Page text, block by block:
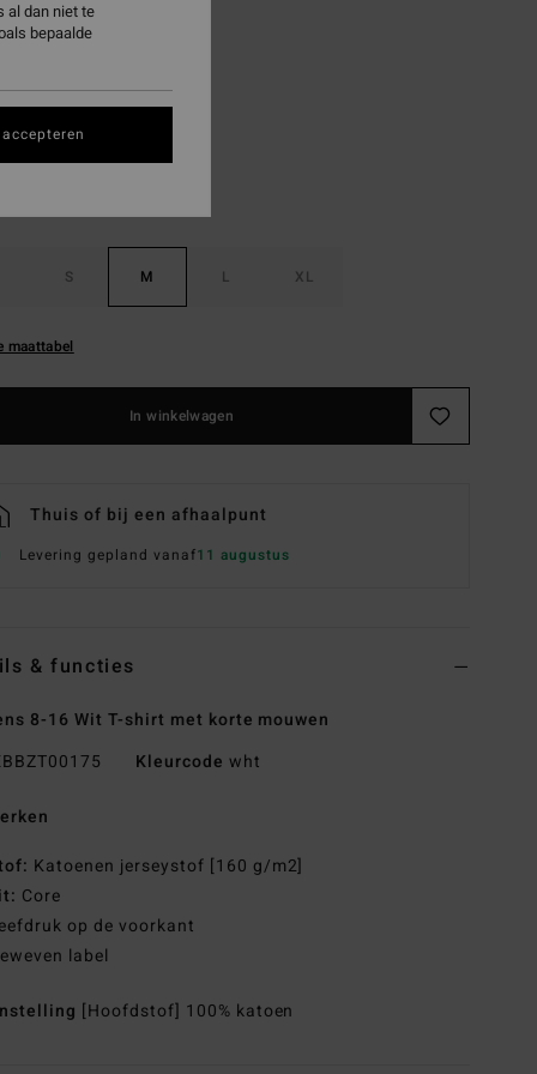
SALE EXTRA 25%
S M L XL
maattabel
In winkelwagen
Thuis of bij een afhaalpunt
Levering gepland vanaf11 augustus
& functies
8-16 Wit T-shirt met korte mouwen
Kleurcode wht
Katoenen jerseystof [160 g/m2]
Core
op de voorkant
label
[Hoofdstof] 100% katoen
al dan niet te
bepaalde